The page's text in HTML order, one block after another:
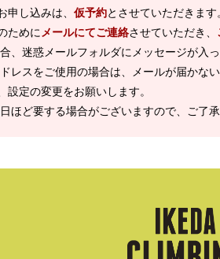
申し込みは、 仮予約とさせていただきます
ために メールにてご連絡させていただき、
、迷惑メールフォルダにメッセージが入
レスをご使用の場合は、メールが届かな
設定の変更をお願いします。
ほど要する場合がございますので、ご了承